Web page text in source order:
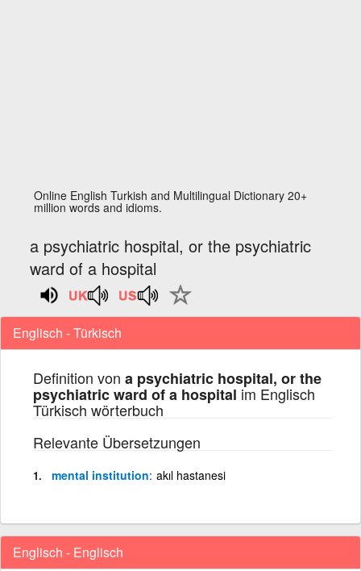
Online English Turkish and Multilingual Dictionary 20+
million words and idioms.
a psychiatric hospital, or the psychiatric
ward of a hospital
Englisch - Türkisch
Definition von a psychiatric hospital, or the
psychiatric ward of a hospital im Englisch
Türkisch wörterbuch
Relevante Übersetzungen
mental institution akıl hastanesi
Englisch - Englisch